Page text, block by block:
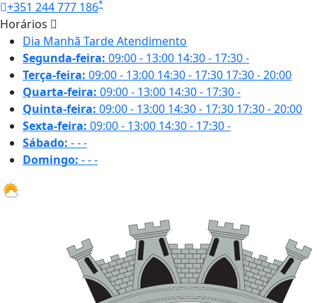
+351 244 777 186*
Horários
Dia Manhã TardeAtendimento
Segunda-feira: 09:00 - 13:00 14:30 - 17:30-
Terça-feira: 09:00 - 13:00 14:30 - 17:30 17:30 - 20:00
Quarta-feira: 09:00 - 13:00 14:30 - 17:30-
Quinta-feira: 09:00 - 13:00 14:30 - 17:30 17:30 - 20:00
Sexta-feira: 09:00 - 13:00 14:30 - 17:30-
Sábado: ---
Domingo: ---